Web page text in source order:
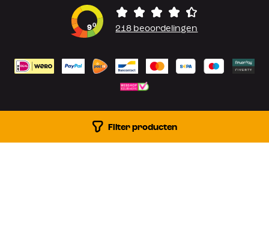
Filter producten
90 218 beoordelingen